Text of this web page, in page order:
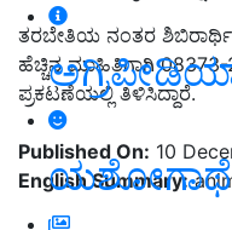
ಯಶೋಗಾಥೆ
ತರಬೇತಿಯ ನಂತರ
ಹೆಚ್ಚಿನ ಮಾಹಿತಿಗಾಗಿ
ಪ್ರಕಟಣೆಯಲ್ಲಿ ತಿಳಿಸಿದ್ದಾರೆ.
Published On: 10
English Summary: